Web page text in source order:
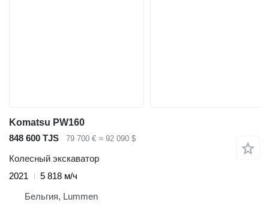
Komatsu PW160
848 600 TJS
79 700 € ≈ 92 090 $
Колесный экскаватор
2021
5 818 м/ч
Бельгия, Lummen